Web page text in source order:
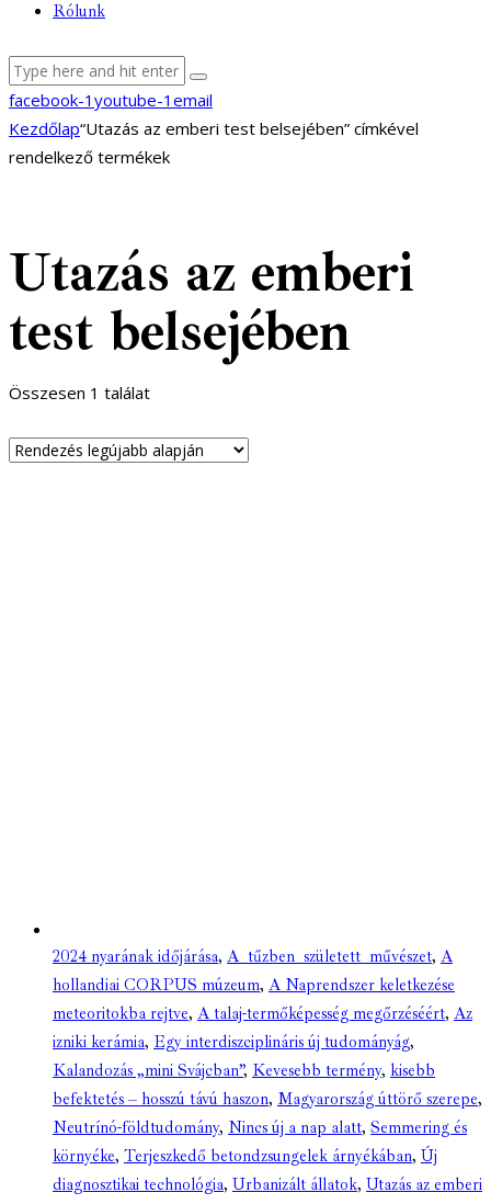
Rólunk
facebook-1 youtube-1 email
Kezdőlap“Utazás az emberi test belsejében” címkével
rendelkező termékek
Utazás az emberi
test belsejében
Összesen 1 találat
2024 nyarának időjárása, A tűzben született művészet, A
hollandiai CORPUS múzeum, A Naprendszer keletkezése
meteoritokba rejtve, A talaj-termőképesség megőrzéséért, Az
izniki kerámia, Egy interdiszciplináris új tudományág,
Kalandozás „mini Svájcban”, Kevesebb termény, kisebb
befektetés – hosszú távú haszon, Magyarország úttörő szerepe,
Neutrínó-földtudomány, Nincs új a nap alatt, Semmering és
környéke, Terjeszkedő betondzsungelek árnyékában, Új
diagnosztikai technológia, Urbanizált állatok, Utazás az emberi